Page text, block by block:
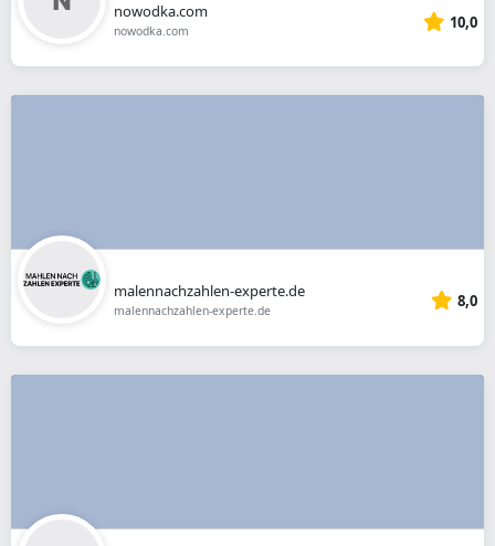
nowodka.com
nowodka.com 10,0
malennachzahlen-experte.de
malennachzahlen-experte.de 8,0